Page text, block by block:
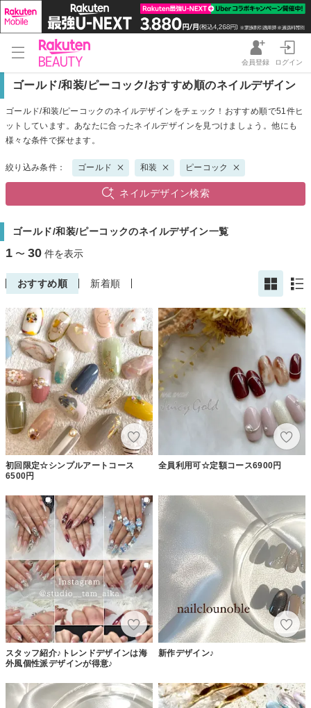
会員登録 ログイン
ゴールド/和装/ピーコック/おすすめ順のネイルデザイン
ゴールド/和装/ピーコックのネイルデザインをチェック！おすすめ順で51件ヒ
ットしています。あなたに合ったネイルデザインを見つけましょう。他にも
様々な条件で探せます。
絞り込み条件： ゴールド 和装 ピーコック
ネイルデザイン検索
ゴールド/和装/ピーコックのネイルデザイン一覧
1 〜 30 件を表示
おすすめ順 新着順
初回限定☆シンプルアートコース
6500円
全員利用可☆定額コース6900円
スタッフ紹介♪トレンドデザインは海
外風個性派デザインが得意♪
新作デザイン♪